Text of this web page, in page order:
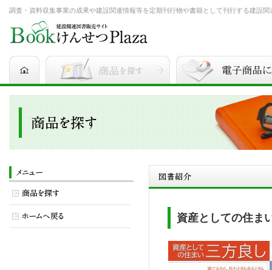
調査・資料収集事業の成果や建設関連情報等を定期刊行物や書籍として刊行する建設
資産としての住ま